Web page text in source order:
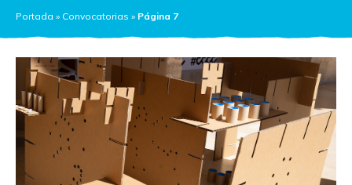
Portada » Convocatorias » Página 7